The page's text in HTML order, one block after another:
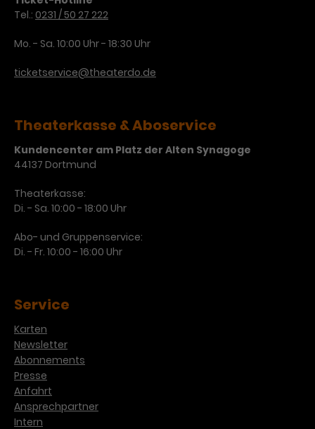
Tel.: 0231 / 50 27 222
Mo. - Sa. 10:00 Uhr - 18:30 Uhr
ticketservice@theaterdo.de
Theaterkasse & Aboservice
Kundencenter am Platz der Alten Synagoge
44137 Dortmund
Theaterkasse:
Di. - Sa. 10:00 - 18:00 Uhr
Abo- und Gruppenservice:
Di. - Fr. 10:00 - 16:00 Uhr
Service
Karten
Newsletter
Abonnements
Presse
Anfahrt
Ansprechpartner
Intern